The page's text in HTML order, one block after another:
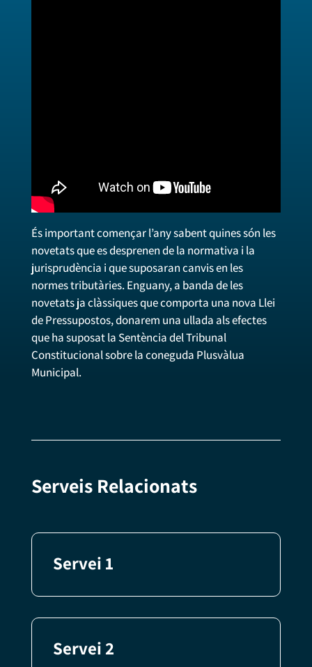
És important començar l’any sabent quines són les
novetats que es desprenen de la normativa i la
jurisprudència i que suposaran canvis en les
normes tributàries. Enguany, a banda de les
novetats ja clàssiques que comporta una nova Llei
de Pressupostos, donarem una ullada als efectes
que ha suposat la Sentència del Tribunal
Constitucional sobre la coneguda Plusvàlua
Municipal.
Serveis Relacionats
Servei 1
Servei 2